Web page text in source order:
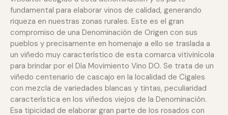
fundamental para elaborar vinos de calidad, generando
riqueza en nuestras zonas rurales. Este es el gran
compromiso de una Denominación de Origen con sus
pueblos y precisamente en homenaje a ello se traslada a
un viñedo muy característico de esta comarca vitivinícola
para brindar por el Día Movimiento Vino DO. Se trata de un
viñedo centenario de cascajo en la localidad de Cigales
con mezcla de variedades blancas y tintas, peculiaridad
característica en los viñedos viejos de la Denominación.
Esa tipicidad de elaborar gran parte de los rosados con